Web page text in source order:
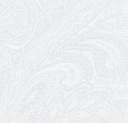
театру!
— 24 та 26 квітня
дозвілля